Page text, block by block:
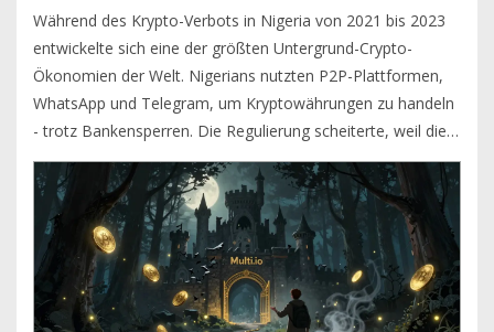
Während des Krypto-Verbots in Nigeria von 2021 bis 2023
entwickelte sich eine der größten Untergrund-Crypto-
Ökonomien der Welt. Nigerians nutzten P2P-Plattformen,
WhatsApp und Telegram, um Kryptowährungen zu handeln
- trotz Bankensperren. Die Regulierung scheiterte, weil die
Menschen kreativ wurden.